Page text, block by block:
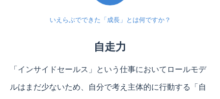
いえらぶでできた「成長」とは何ですか？
自走力
「インサイドセールス」という仕事においてロールモデ
ルはまだ少ないため、自分で考え主体的に行動する「自